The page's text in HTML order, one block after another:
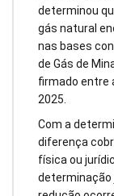
determinou
gás natural
nas bases
de Gás de
firmado entre
2025.
Com a
diferença
física ou
determinação